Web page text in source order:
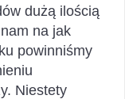
dużą ilością
na jak
powinniśmy
Niestety